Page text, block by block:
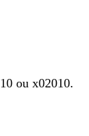
ou x02010.